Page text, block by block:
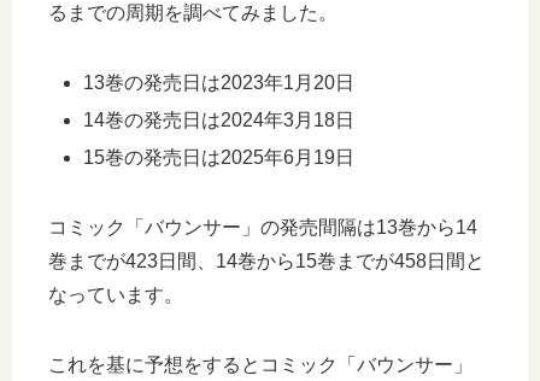
るまでの周期を調べてみました。
13巻の発売日は2023年1月20日
14巻の発売日は2024年3月18日
15巻の発売日は2025年6月19日
コミック「バウンサー」の発売間隔は13巻から14
巻までが423日間、14巻から15巻までが458日間と
なっています。
これを基に予想をするとコミック「バウンサー」